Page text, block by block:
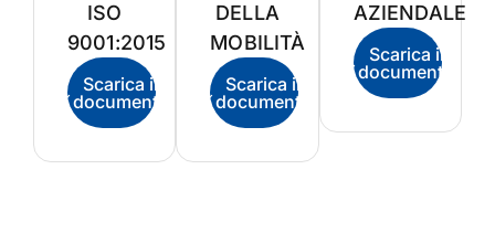
ISO
9001:2015
Scarica il
documento
DELLA
MOBILITÀ
Scarica il
documento
AZIENDALE
Scarica il
documento